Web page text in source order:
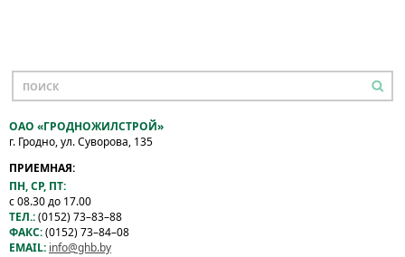
ОАО «ГРОДНОЖИЛСТРОЙ»
г. Гродно, ул. Суворова, 135
ПРИЕМНАЯ:
ПН, СР, ПТ:
с 08.30 до 17.00
ТЕЛ.:(0152) 73–83–88
ФАКС:(0152) 73–84–08
EMAIL: info@ghb.by